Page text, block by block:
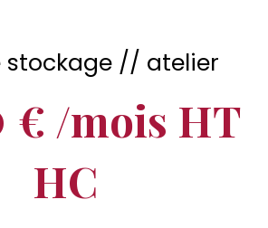
stockage // atelier
€ /mois HT
HC